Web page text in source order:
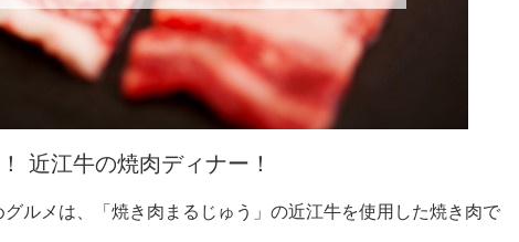
近江牛の焼肉ディナー！
ルメは、「焼き肉まるじゅう」の近江牛を使用した焼き肉で